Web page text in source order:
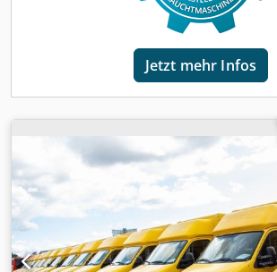
gewerbliche Anwendungen. Das
zugelassen im August 2010, hat eine
101.864 km. Ausgestattet mit einem
und einem 2.287 ccm Dieselmotor liefert
Leistung. Es erfüllt die Euro 4
bietet mit seiner Kofferaufbau-Größe von
2.090 mm Breite und 7.130 mm Länge
Stauraum. Wichtige
anderem eine Kamera, ein
Regale. Die maximale zulässige
3.500 kg. Der Wagen ist in auffälligem
besitzt vier Türen sowie einen Sitzplatz.
Besichtigungstermin kann ohne
Jetzt mehr Infos